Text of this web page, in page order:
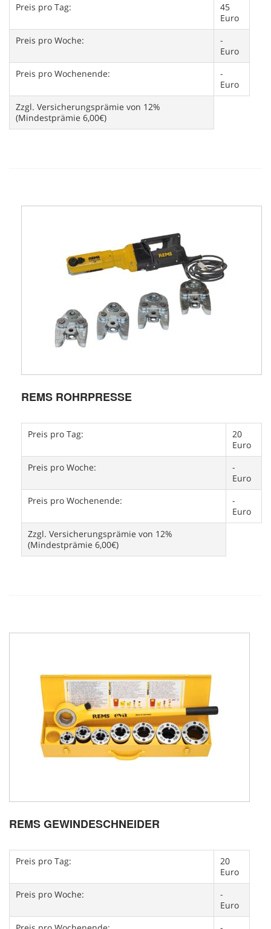
Preis pro Tag:
45
Euro
Preis pro Woche:
-
Euro
Preis pro Wochenende:
-
Euro
Zzgl. Versicherungsprämie von 12%
(Mindestprämie 6,00€)
REMS ROHRPRESSE
Preis pro Tag:
20
Euro
Preis pro Woche:
-
Euro
Preis pro Wochenende:
-
Euro
Zzgl. Versicherungsprämie von 12%
(Mindestprämie 6,00€)
REMS GEWINDESCHNEIDER
Preis pro Tag:
20
Euro
Preis pro Woche:
-
Euro